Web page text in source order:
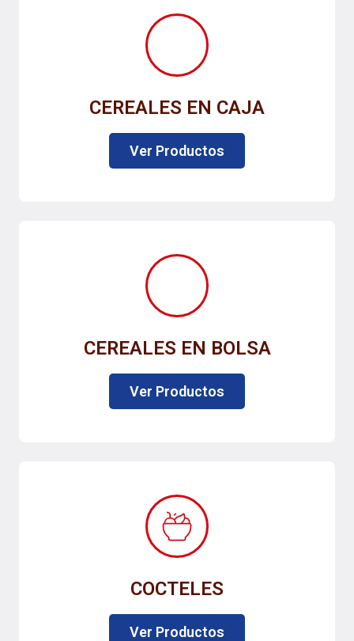
CEREALES EN CAJA
Ver Productos
CEREALES EN BOLSA
Ver Productos
COCTELES
Ver Productos